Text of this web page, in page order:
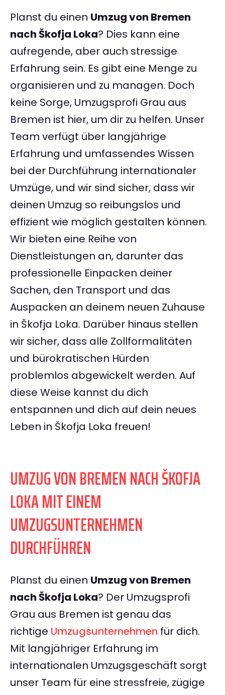
Planst du einen Umzug von Bremen
nach Škofja Loka? Dies kann eine
aufregende, aber auch stressige
Erfahrung sein. Es gibt eine Menge zu
organisieren und zu managen. Doch
keine Sorge, Umzugsprofi Grau aus
Bremen ist hier, um dir zu helfen. Unser
Team verfügt über langjährige
Erfahrung und umfassendes Wissen
bei der Durchführung internationaler
Umzüge, und wir sind sicher, dass wir
deinen Umzug so reibungslos und
effizient wie möglich gestalten können.
Wir bieten eine Reihe von
Dienstleistungen an, darunter das
professionelle Einpacken deiner
Sachen, den Transport und das
Auspacken an deinem neuen Zuhause
in Škofja Loka. Darüber hinaus stellen
wir sicher, dass alle Zollformalitäten
und bürokratischen Hürden
problemlos abgewickelt werden. Auf
diese Weise kannst du dich
entspannen und dich auf dein neues
Leben in Škofja Loka freuen!
UMZUG VON BREMEN NACH ŠKOFJA
LOKA MIT EINEM
UMZUGSUNTERNEHMEN
DURCHFÜHREN
Planst du einen Umzug von Bremen
nach Škofja Loka? Der Umzugsprofi
Grau aus Bremen ist genau das
richtige Umzugsunternehmen für dich.
Mit langjähriger Erfahrung im
internationalen Umzugsgeschäft sorgt
unser Team für eine stressfreie, zügige